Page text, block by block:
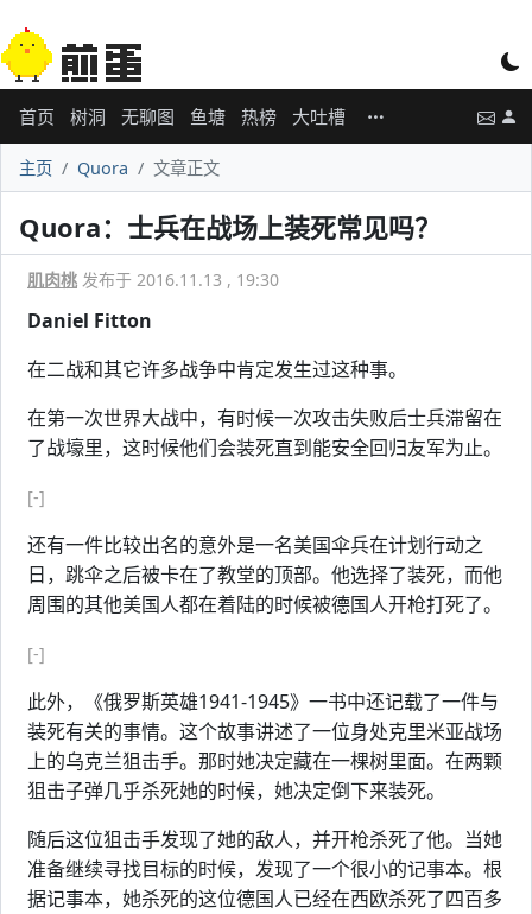
首页 树洞 无聊图 鱼塘 热榜 大吐槽
主页 Quora 文章正文
Quora：士兵在战场上装死常见吗？
肌肉桃 发布于 2016.11.13 , 19:30
Daniel Fitton
在二战和其它许多战争中肯定发生过这种事。
在第一次世界大战中，有时候一次攻击失败后士兵滞留在
了战壕里，这时候他们会装死直到能安全回归友军为止。
[-]
还有一件比较出名的意外是一名美国伞兵在计划行动之
日，跳伞之后被卡在了教堂的顶部。他选择了装死，而他
周围的其他美国人都在着陆的时候被德国人开枪打死了。
[-]
此外，《俄罗斯英雄1941-1945》一书中还记载了一件与
装死有关的事情。这个故事讲述了一位身处克里米亚战场
上的乌克兰狙击手。那时她决定藏在一棵树里面。在两颗
狙击子弹几乎杀死她的时候，她决定倒下来装死。
随后这位狙击手发现了她的敌人，并开枪杀死了他。当她
准备继续寻找目标的时候，发现了一个很小的记事本。根
据记事本，她杀死的这位德国人已经在西欧杀死了四百多